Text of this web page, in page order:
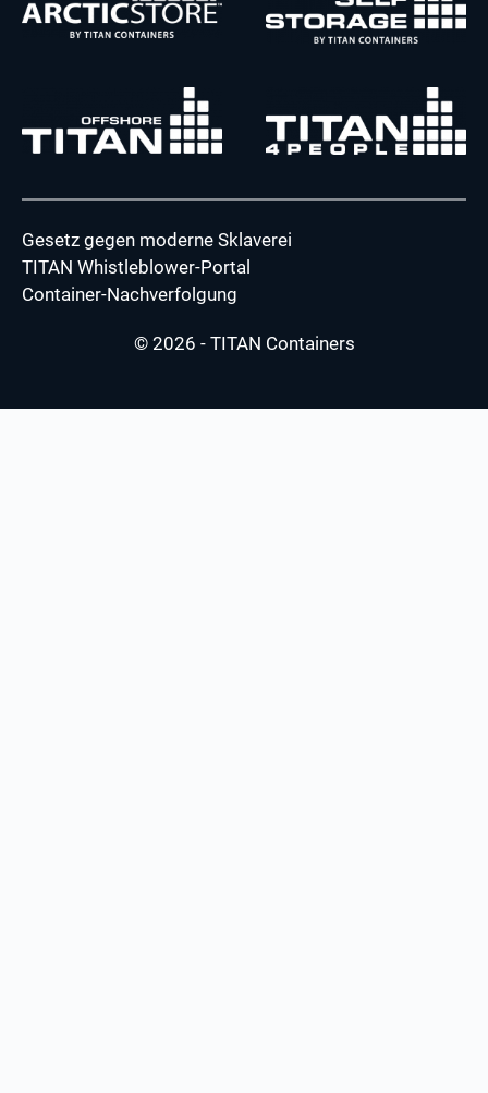
Gesetz gegen moderne Sklaverei
TITAN Whistleblower-Portal
Container-Nachverfolgung
© 2026 - TITAN Containers